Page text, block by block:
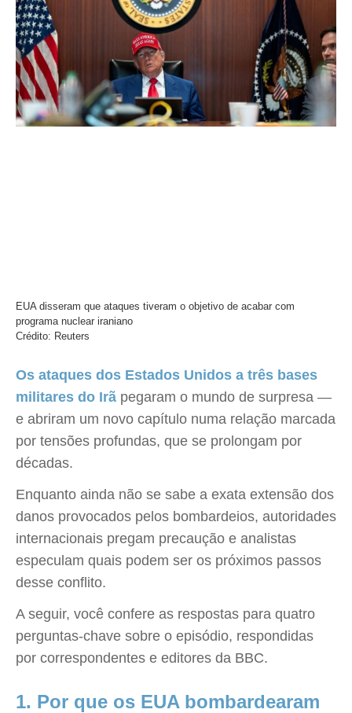
EUA disseram que ataques tiveram o objetivo de acabar com
programa nuclear iraniano
Crédito: Reuters
Os ataques dos Estados Unidos a três bases
militares do Irã pegaram o mundo de surpresa —
e abriram um novo capítulo numa relação marcada
por tensões profundas, que se prolongam por
décadas.
Enquanto ainda não se sabe a exata extensão dos
danos provocados pelos bombardeios, autoridades
internacionais pregam precaução e analistas
especulam quais podem ser os próximos passos
desse conflito.
A seguir, você confere as respostas para quatro
perguntas-chave sobre o episódio, respondidas
por correspondentes e editores da BBC.
1. Por que os EUA bombardearam